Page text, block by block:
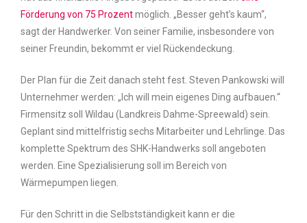
Förderung von 75 Prozentmöglich. „Besser geht’s kaum“,
sagt der Handwerker. Von seiner Familie, insbesondere von
seiner Freundin, bekommt er viel Rückendeckung.
Der Plan für die Zeit danach steht fest. Steven Pankowski will
Unternehmer werden: „Ich will mein eigenes Ding aufbauen.“
Firmensitz soll Wildau (Landkreis Dahme-Spreewald) sein.
Geplant sind mittelfristig sechs Mitarbeiter und Lehrlinge. Das
komplette Spektrum des SHK-Handwerks soll angeboten
werden. Eine Spezialisierung soll im Bereich von
Wärmepumpen liegen.
Für den Schritt in die Selbstständigkeit kann er die